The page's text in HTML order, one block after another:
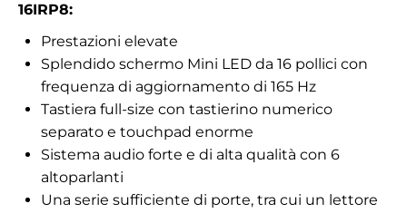
16IRP8:
Prestazioni elevate
Splendido schermo Mini LED da 16 pollici con
frequenza di aggiornamento di 165 Hz
Tastiera full-size con tastierino numerico
separato e touchpad enorme
Sistema audio forte e di alta qualità con 6
altoparlanti
Una serie sufficiente di porte, tra cui un lettore